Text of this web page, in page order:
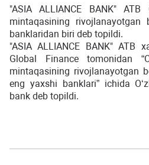
"ASIA ALLIANCE BANK"
mintaqasining rivojlanayotgan
banklaridan biri deb topildi.
"ASIA ALLIANCE BANK" ATB
Global Finance tomonidan
mintaqasining rivojlanayotgan
eng yaxshi banklari” ichida
bank deb topildi.